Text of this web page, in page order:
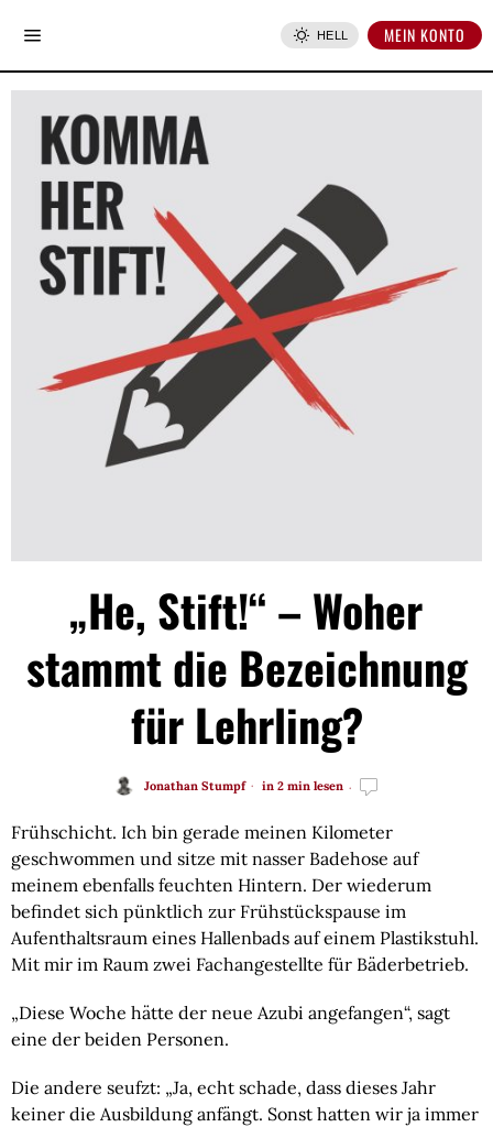
HELL MEIN KONTO
„He, Stift!“ – Woher
stammt die Bezeichnung
für Lehrling?
Jonathan Stumpf in 2 min lesen
Frühschicht. Ich bin gerade meinen Kilometer
geschwommen und sitze mit nasser Badehose auf
meinem ebenfalls feuchten Hintern. Der wiederum
befindet sich pünktlich zur Frühstückspause im
Aufenthaltsraum eines Hallenbads auf einem Plastikstuhl.
Mit mir im Raum zwei Fachangestellte für Bäderbetrieb.
„Diese Woche hätte der neue Azubi angefangen“, sagt
eine der beiden Personen.
Die andere seufzt: „Ja, echt schade, dass dieses Jahr
keiner die Ausbildung anfängt. Sonst hatten wir ja immer